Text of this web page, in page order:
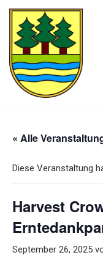
Zum
Inhalt
springen
« Alle
Diese Veranstaltung
Harvest
September 26, 2025